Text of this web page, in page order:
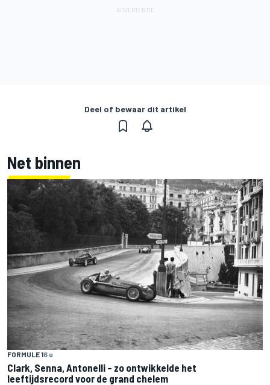
Deel of bewaar dit artikel
Net binnen
FORMULE 16 u
Clark, Senna, Antonelli – zo ontwikkelde het
leeftijdsrecord voor de grand chelem